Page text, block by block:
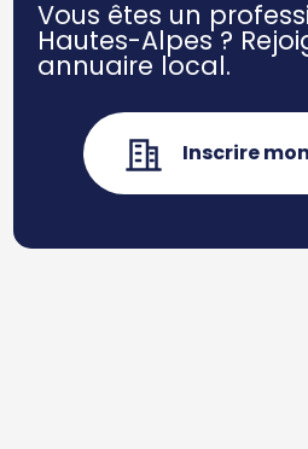
Vous êtes un
Hautes-Alpes ?
annuaire local.
Inscrire